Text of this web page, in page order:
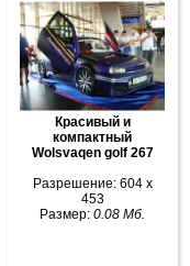
Красивый и
компактный
Wolsvaqen golf 267
Разрешение: 604 x
453
Размер: 0.08 Мб.